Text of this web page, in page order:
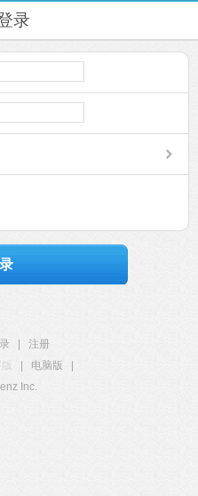
录
注册
版 电脑版
Inc.